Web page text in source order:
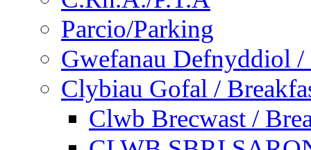
Parcio/Parking
Gwefanau Defnyddiol /
Clybiau Gofal /
Clwb Brecwast /